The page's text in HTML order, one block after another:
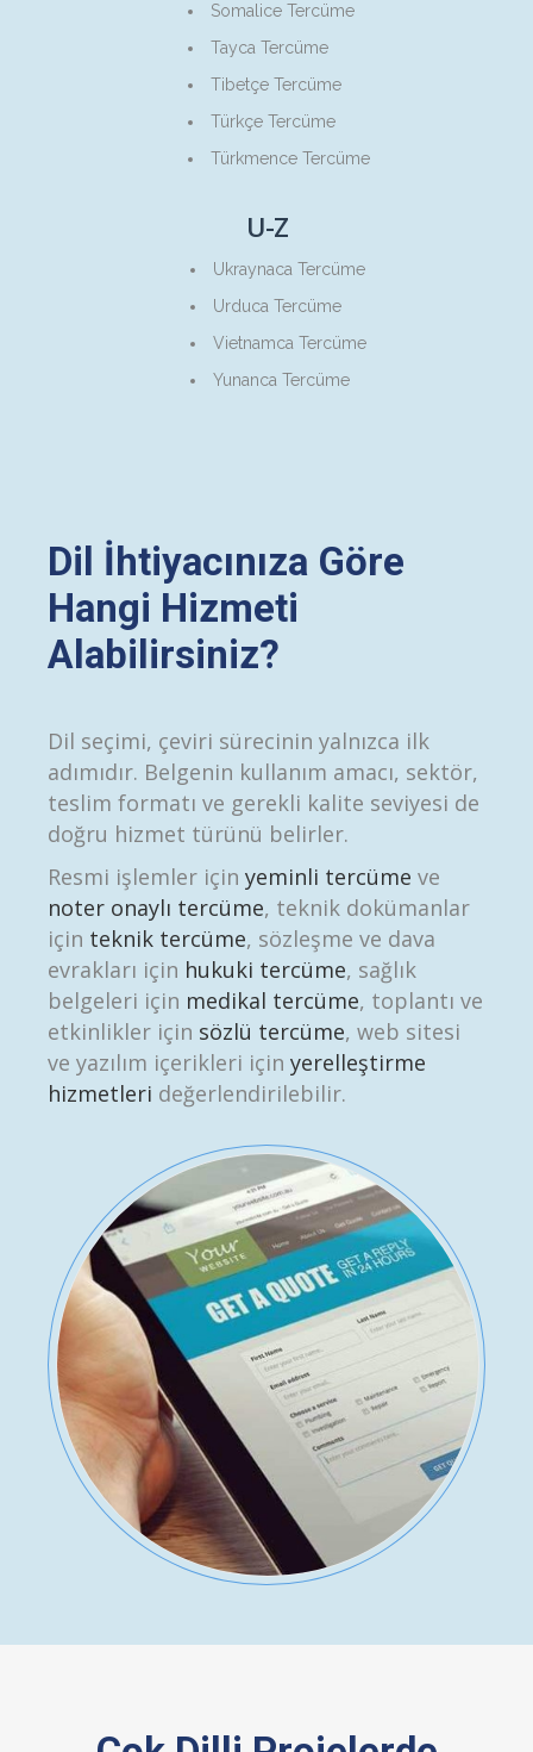
Somalice Tercüme
Tayca Tercüme
Tibetçe Tercüme
Türkçe Tercüme
Türkmence Tercüme
U-Z
Ukraynaca Tercüme
Urduca Tercüme
Vietnamca Tercüme
Yunanca Tercüme
Dil İhtiyacınıza Göre
Hangi Hizmeti
Alabilirsiniz?
Dil seçimi, çeviri sürecinin yalnızca ilk
adımıdır. Belgenin kullanım amacı, sektör,
teslim formatı ve gerekli kalite seviyesi de
doğru hizmet türünü belirler.
Resmi işlemler için yeminli tercüme ve
noter onaylı tercüme, teknik dokümanlar
için teknik tercüme, sözleşme ve dava
evrakları için hukuki tercüme, sağlık
belgeleri için medikal tercüme, toplantı ve
etkinlikler için sözlü tercüme, web sitesi
ve yazılım içerikleri için yerelleştirme
hizmetleri değerlendirilebilir.